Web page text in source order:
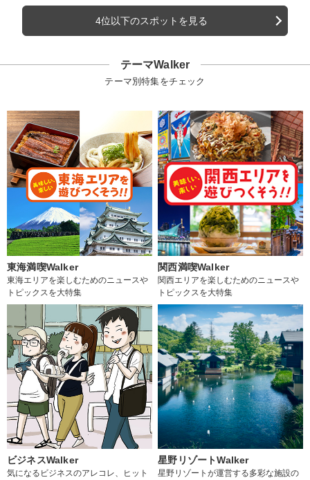
4位以下のスポットを見る
テーマWalker
テーマ別特集をチェック
東海満喫Walker
東海エリアを楽しむためのニュースや
トピックスを大特集
関西満喫Walker
関西エリアを楽しむためのニュースや
トピックスを大特集
ビジネスWalker
気になるビジネスのアレコレ、ヒット
星野リゾートWalker
星野リゾートが運営する多彩な施設の